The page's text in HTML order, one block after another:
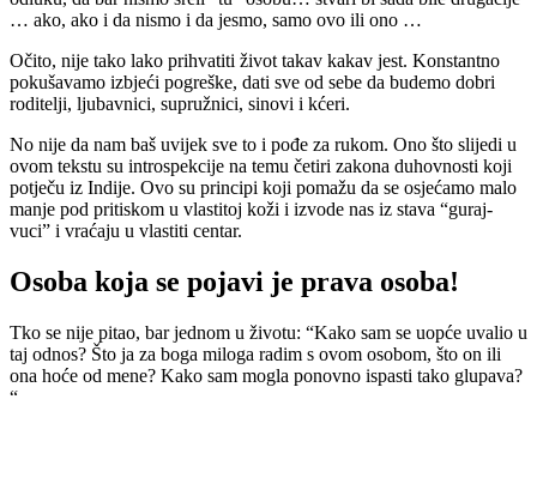
… ako, ako i da nismo i da jesmo, samo ovo ili ono …
Očito, nije tako lako prihvatiti život takav kakav jest. Konstantno
pokušavamo izbjeći pogreške, dati sve od sebe da budemo dobri
roditelji, ljubavnici, supružnici, sinovi i kćeri.
No nije da nam baš uvijek sve to i pođe za rukom. Ono što slijedi u
ovom tekstu su introspekcije na temu četiri zakona duhovnosti koji
potječu iz Indije. Ovo su principi koji pomažu da se osjećamo malo
manje pod pritiskom u vlastitoj koži i izvode nas iz stava “guraj-
vuci” i vraćaju u vlastiti centar.
Osoba koja se pojavi je prava osoba!
Tko se nije pitao, bar jednom u životu: “Kako sam se uopće uvalio u
taj odnos? Što ja za boga miloga radim s ovom osobom, što on ili
ona hoće od mene? Kako sam mogla ponovno ispasti tako glupava?
“